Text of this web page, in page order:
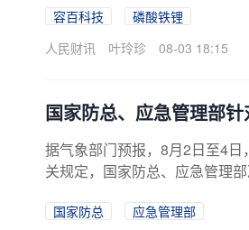
容百科技
磷酸铁锂
人民财讯
叶玲珍 08-03 18:15
国家防总、应急管理部
据气象部门预报，8月2日至4
关规定，国家防总、应急管理
国家防总
应急管理部